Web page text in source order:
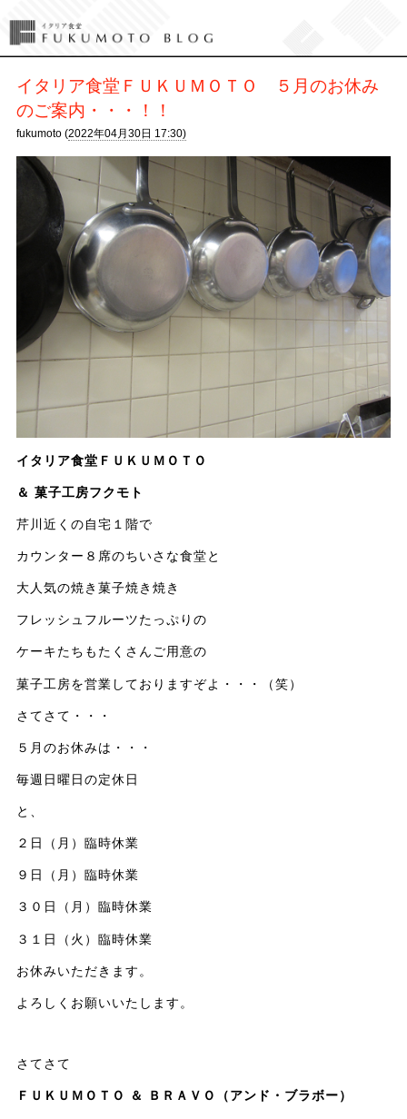
イタリア食堂ＦＵＫＵＭＯＴＯ ５月のお休み
のご案内・・・！！
fukumoto (2022年04月30日 17:30)
イタリア食堂ＦＵＫＵＭＯＴＯ
＆ 菓子工房フクモト
芹川近くの自宅１階で
カウンター８席のちいさな食堂と
大人気の焼き菓子焼き焼き
フレッシュフルーツたっぷりの
ケーキたちもたくさんご用意の
菓子工房を営業しておりますぞよ・・・（笑）
さてさて・・・
５月のお休みは・・・
毎週日曜日の定休日
と、
２日（月）臨時休業
９日（月）臨時休業
３０日（月）臨時休業
３１日（火）臨時休業
お休みいただきます。
よろしくお願いいたします。
さてさて
ＦＵＫＵＭＯＴＯ ＆ ＢＲＡＶＯ（アンド・ブラボー）